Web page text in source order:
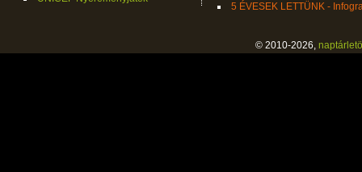
5 ÉVESEK LETTÜNK -
© 2010-2026,